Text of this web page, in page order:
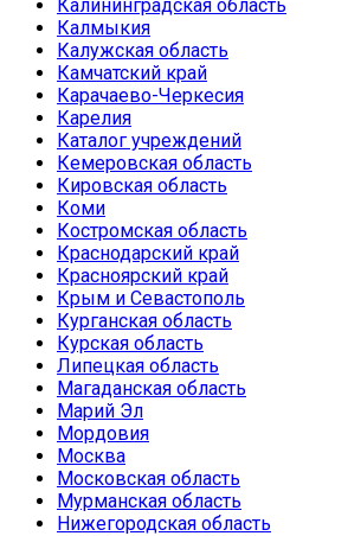
Калининградская область
Калмыкия
Калужская область
Камчатский край
Карачаево-Черкесия
Карелия
Каталог учреждений
Кемеровская область
Кировская область
Коми
Костромская область
Краснодарский край
Красноярский край
Крым и Севастополь
Курганская область
Курская область
Липецкая область
Магаданская область
Марий Эл
Мордовия
Москва
Московская область
Мурманская область
Нижегородская область